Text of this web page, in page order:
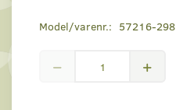
Model/varenr.: 57216-298